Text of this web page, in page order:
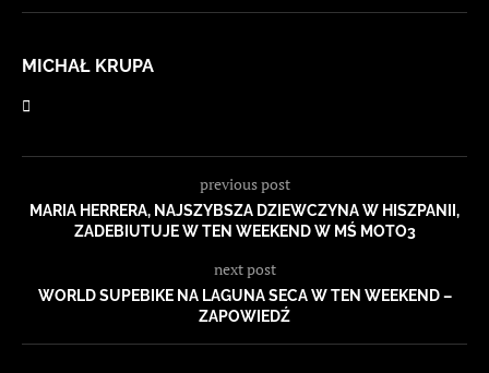
MICHAŁ KRUPA
previous post
MARIA HERRERA, NAJSZYBSZA DZIEWCZYNA W HISZPANII,
ZADEBIUTUJE W TEN WEEKEND W MŚ MOTO3
next post
WORLD SUPEBIKE NA LAGUNA SECA W TEN WEEKEND –
ZAPOWIEDŹ